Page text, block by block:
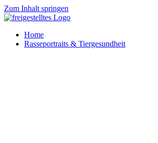
Zum Inhalt springen
Home
Rasseportraits & Tiergesundheit